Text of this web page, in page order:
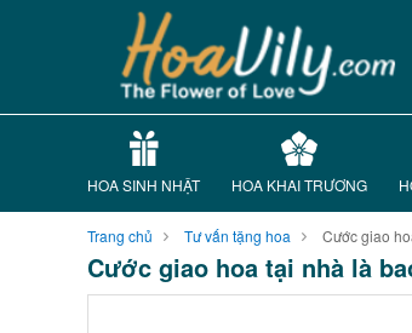
HOA SINH NHẬT HOA KHAI TRƯƠNG
Trang chủ Tư vấn tặng hoa Cước giao
Cước giao hoa tại nhà là